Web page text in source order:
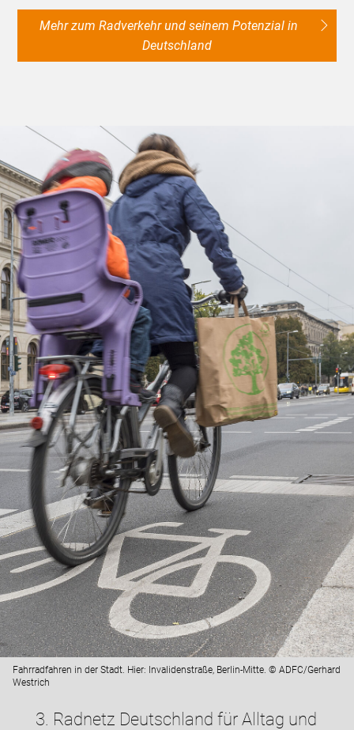
Mehr zum Radverkehr und seinem Potenzial in
Deutschland
Fahrradfahren in der Stadt. Hier: Invalidenstraße, Berlin-Mitte. © ADFC/Gerhard
Westrich
3. Radnetz Deutschland für Alltag und